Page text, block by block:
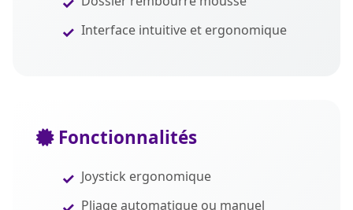
Interface intuitive et ergonomique
Fonctionnalités
Joystick ergonomique
Pliage automatique ou manuel